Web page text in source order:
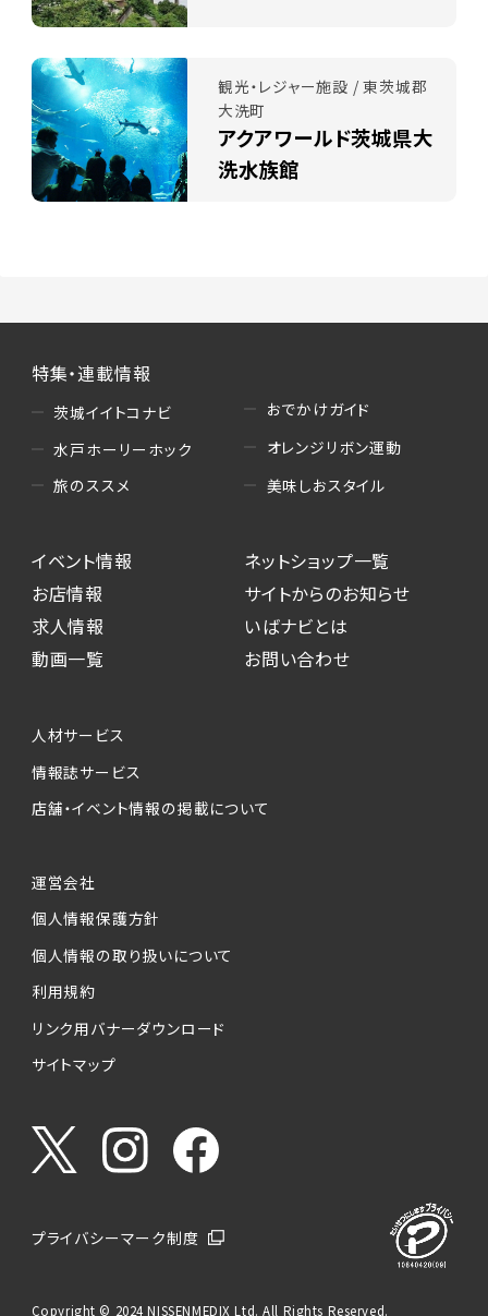
観光・レジャー施設 / 東茨城郡
大洗町
アクアワールド茨城県大
洗水族館
特集・連載情報
茨城イイトコナビ
水戸ホーリーホック
旅のススメ
おでかけガイド
オレンジリボン運動
美味しおスタイル
イベント情報
お店情報
求人情報
動画一覧
ネットショップ一覧
サイトからのお知らせ
いばナビとは
お問い合わせ
人材サービス
情報誌サービス
店舗・イベント情報の掲載について
運営会社
個人情報保護方針
個人情報の取り扱いについて
利用規約
リンク用バナーダウンロード
サイトマップ
プライバシーマーク制度
Copyright © 2024 NISSENMEDIX Ltd. All Rights Reserved.